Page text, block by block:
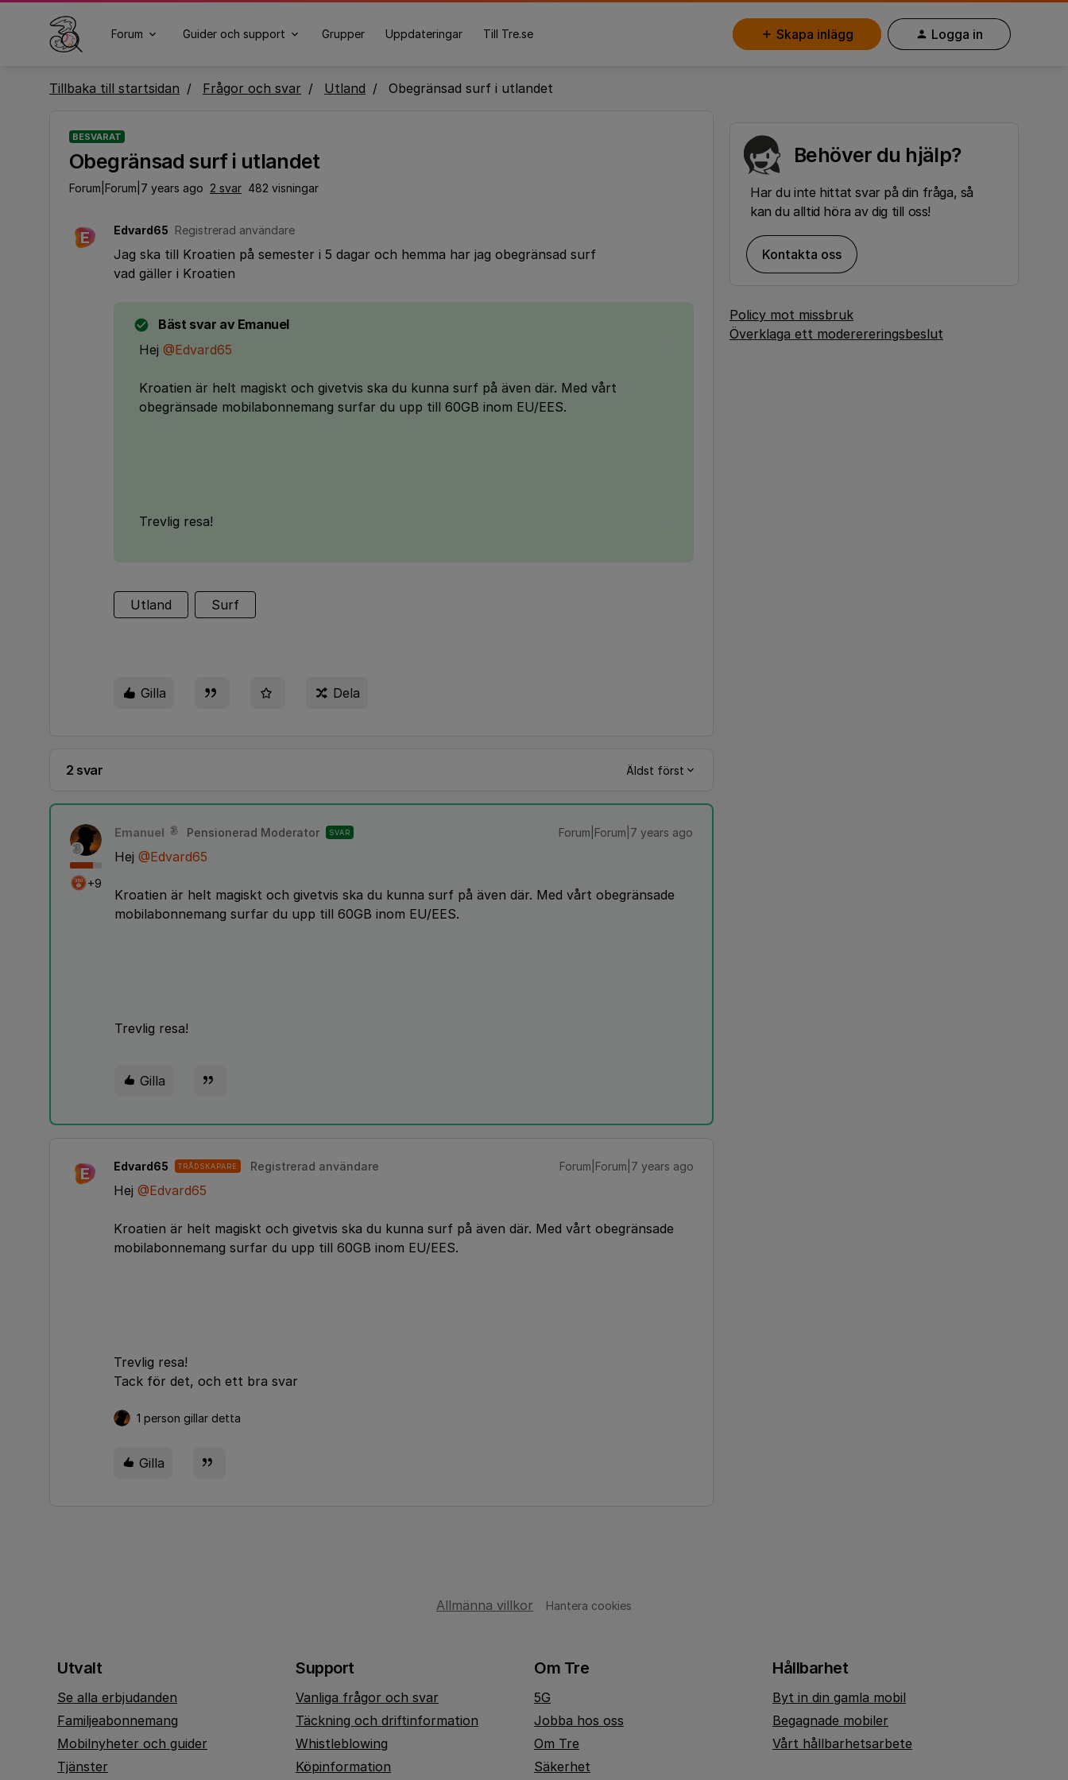
Forum Guider och support Grupper Uppdateringar Till Tre.se Skapa inlägg Logga in
Tillbaka till startsidan Frågor och svar Utland Obegränsad surf i utlandet
BESVARAT
Obegränsad surf i utlandet
Forum|Forum|7 years ago 2 svar 482 visningar
E Edvard65 Registrerad användare
Jag ska till Kroatien på semester i 5 dagar och hemma har jag obegränsad surf
vad gäller i Kroatien
Bäst svar av Emanuel
Hej @Edvard65
Kroatien är helt magiskt och givetvis ska du kunna surf på även där. Med vårt
obegränsade mobilabonnemang surfar du upp till 60GB inom EU/EES.
Trevlig resa!
Utland Surf
Gilla Dela
2 svar Äldst först
+9
Emanuel Pensionerad Moderator SVAR Forum|Forum|7 years ago
Hej @Edvard65
Kroatien är helt magiskt och givetvis ska du kunna surf på även där. Med vårt obegränsade
mobilabonnemang surfar du upp till 60GB inom EU/EES.
Trevlig resa!
Gilla
E Edvard65 TRÅDSKAPARE Registrerad användare Forum|Forum|7 years ago
Hej @Edvard65
Kroatien är helt magiskt och givetvis ska du kunna surf på även där. Med vårt obegränsade
mobilabonnemang surfar du upp till 60GB inom EU/EES.
Trevlig resa!
Tack för det, och ett bra svar
1 person gillar detta
Gilla
Behöver du hjälp?
Har du inte hittat svar på din fråga, så
kan du alltid höra av dig till oss!
Kontakta oss
Policy mot missbruk
Överklaga ett moderereringsbeslut
Allmänna villkor Hantera cookies
Utvalt
Se alla erbjudanden
Familjeabonnemang
Mobilnyheter och guider
Tjänster
Support
Vanliga frågor och svar
Täckning och driftinformation
Whistleblowing
Köpinformation
Om Tre
5G
Jobba hos oss
Om Tre
Säkerhet
Hållbarhet
Byt in din gamla mobil
Begagnade mobiler
Vårt hållbarhetsarbete